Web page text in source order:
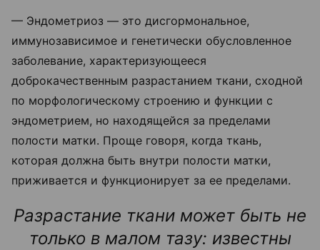
— Эндометриоз — это дисгормональное,
иммунозависимое и генетически обусловленное
заболевание, характеризующееся
доброкачественным разрастанием ткани, сходной
по морфологическому строению и функции с
эндометрием, но находящейся за пределами
полости матки. Проще говоря, когда ткань,
которая должна быть внутри полости матки,
приживается и функционирует за ее пределами.
Разрастание ткани может быть не
только в малом тазу: известны